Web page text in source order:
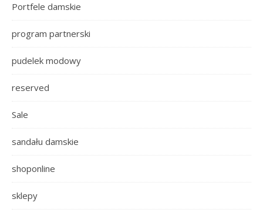
Portfele damskie
program partnerski
pudelek modowy
reserved
Sale
sandału damskie
shoponline
sklepy